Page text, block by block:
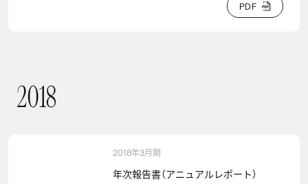
PDF
PDF
2018
2018
2018年3月期
年次報告書（アニュアルレポート）